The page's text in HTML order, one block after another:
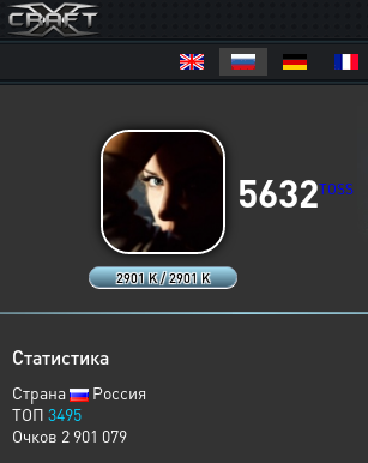
2901 K / 2901 K
5632TOSS
Статистика
Страна
Россия
ТОП 3495
Очков 2 901 079